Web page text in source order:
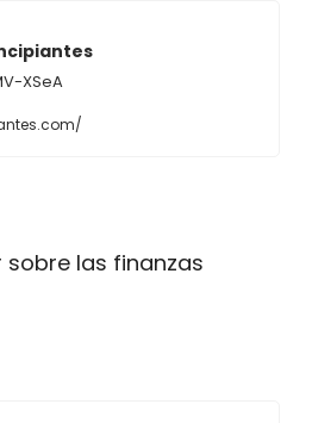
XSeA
las finanzas